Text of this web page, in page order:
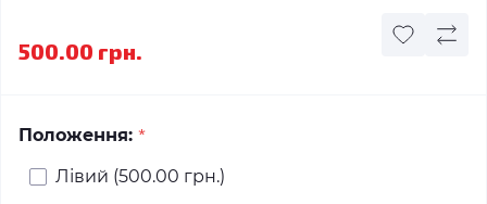
500.00 грн.
Положення: *
Лівий (500.00 грн.)